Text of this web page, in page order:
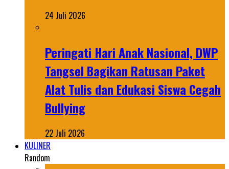
24 Juli 2026
Peringati Hari Anak Nasional, DWP
Tangsel Bagikan Ratusan Paket
Alat Tulis dan Edukasi Siswa Cegah
Bullying
22 Juli 2026
KULINER
Random